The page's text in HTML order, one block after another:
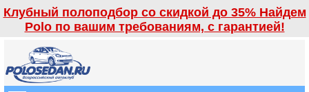
Клубный полоподбор со скидкой до 35% Найдем
Polo по вашим требованиям, с гарантией!